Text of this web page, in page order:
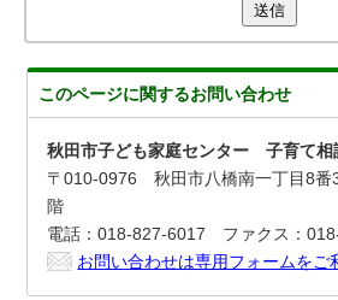
送信
このページに関するお問い合わせ
秋田市子ども家庭センター 子育て
〒010-0976 秋田市八橋南一丁目8
階
電話：018-827-6017 ファクス：
お問い合わせは専用フォームをご